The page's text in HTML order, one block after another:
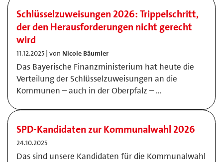
Schlüsselzuweisungen 2026: Trippelschritt,
der den Herausforderungen nicht gerecht
wird
11.12.2025 | von Nicole Bäumler
Das Bayerische Finanzministerium hat heute die
Verteilung der Schlüsselzuweisungen an die
Kommunen – auch in der Oberpfalz – …
SPD-Kandidaten zur Kommunalwahl 2026
24.10.2025
Das sind unsere Kandidaten für die Kommunalwahl